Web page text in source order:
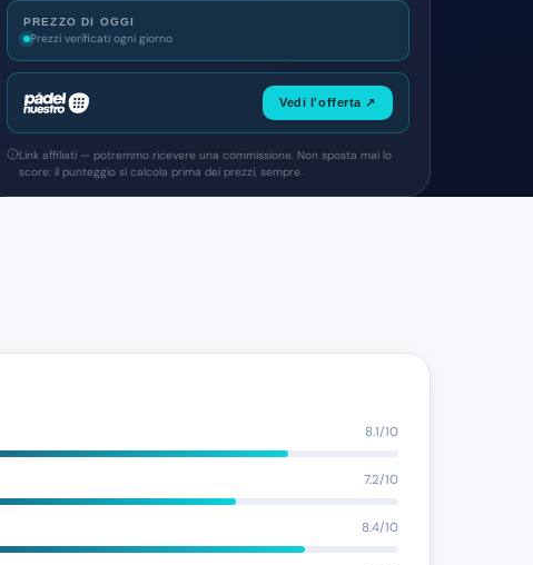
PREZZO DI OGGI
Prezzi verificati ogni giorno
Vedi l'offerta ↗
Link affiliati — potremmo ricevere una commissione. Non sposta mai lo
score: il punteggio si calcola prima dei prezzi, sempre.
8.1/10
7.2/10
8.4/10